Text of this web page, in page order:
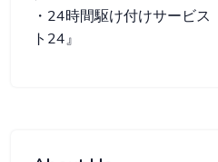
・24時間駆け付けサービ
ト24』